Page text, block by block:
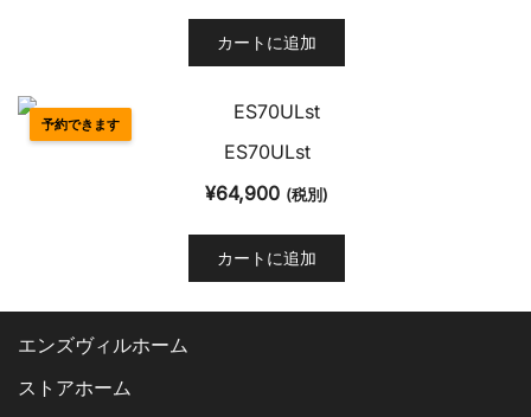
カートに追加
予約できます
ES70ULst
¥64,900 (税別)
カートに追加
エンズヴィルホーム
ストアホーム